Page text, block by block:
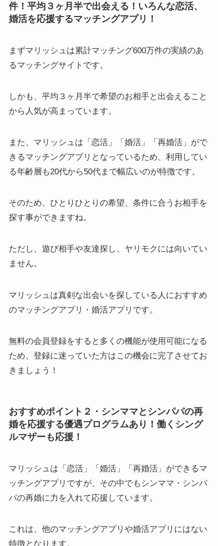
件！平均３ヶ月半で出会える！いろんな恋活、
婚活を応援するマッチングアプリ！
まずマリッシュは累計マッチング600万件の実績のあ
るマッチングサイトです。
しかも、平均３ヶ月半で希望のお相手と出会えること
から人気が高まっています。
また、マリッシュは「恋活」「婚活」「再婚活」がで
きるマッチングアプリとなっているため、利用してい
る年齢層も20代から50代まで幅広いのが特徴です。
そのため、ひとりひとりの希望、条件に合うお相手を
探す事ができますね。
ただし、遊び相手や友達探し、ヤリモクには向いてい
ません。
マリッシュは真剣な出会いを探している人におすすめ
のマッチングアプリ・婚活アプリです。
無料の会員登録をすると多くの機能が使用可能になる
ため、登録に迷っていた方はこの機会に完了させてお
きましょう！
おすすめポイント２・シンママとシンパパの再
婚を応援する優遇プログラムあり！働くシング
ルマザーも応援！
マリッシュは「恋活」「婚活」「再婚活」ができるマ
ッチングアプリですが、その中でもシンママ・シンパ
パの再婚に力を入れて応援しています。
これは、他のマッチングアプリや婚活アプリにはない
特徴となります。